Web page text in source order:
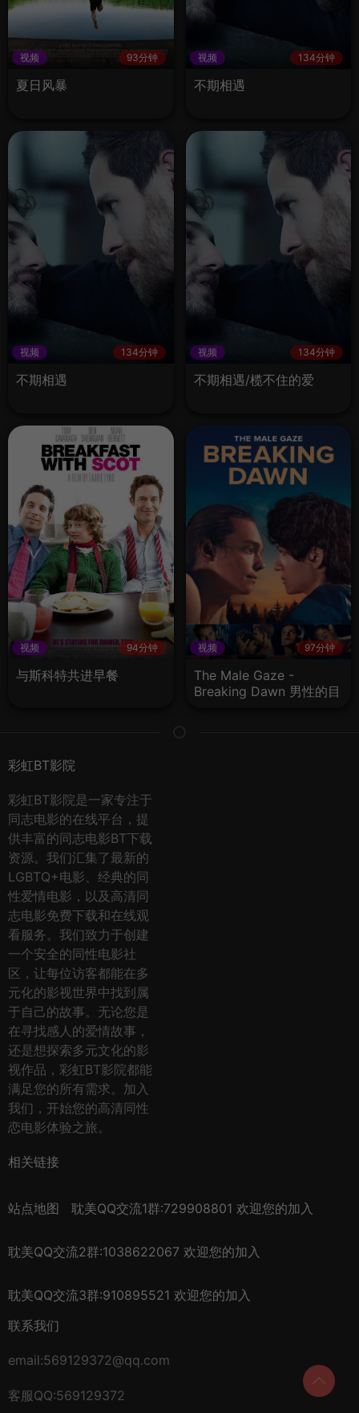
视频 93分钟
夏日风暴
视频 134分钟
不期相遇
视频 134分钟
不期相遇
视频 134分钟
不期相遇/榄不住的爱
视频 94分钟
与斯科特共进早餐
视频 97分钟
The Male Gaze -
Breaking Dawn 男性的目
彩虹BT影院
彩虹BT影院是一家专注于
同志电影的在线平台，提
供丰富的同志电影BT下载
资源。我们汇集了最新的
LGBTQ+电影、经典的同
性爱情电影，以及高清同
志电影免费下载和在线观
看服务。我们致力于创建
一个安全的同性电影社
区，让每位访客都能在多
元化的影视世界中找到属
于自己的故事。无论您是
在寻找感人的爱情故事，
还是想探索多元文化的影
视作品，彩虹BT影院都能
满足您的所有需求。加入
我们，开始您的高清同性
恋电影体验之旅。
相关链接
站点地图 耽美QQ交流1群:729908801 欢迎您的加入
耽美QQ交流2群:1038622067 欢迎您的加入
耽美QQ交流3群:910895521 欢迎您的加入
联系我们
email:569129372@qq.com
客服QQ:569129372